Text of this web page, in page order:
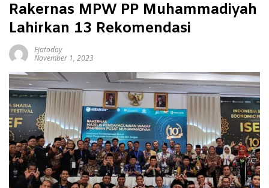
Rakernas MPW PP Muhammadiyah
Lahirkan 13 Rekomendasi
Ejatoday
November 1, 2023